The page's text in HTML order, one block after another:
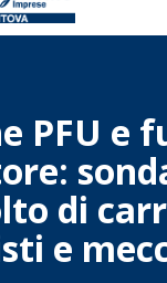
PFU e
di
e